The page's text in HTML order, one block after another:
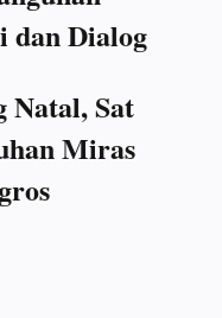
dan Dialog
Natal, Sat
Miras